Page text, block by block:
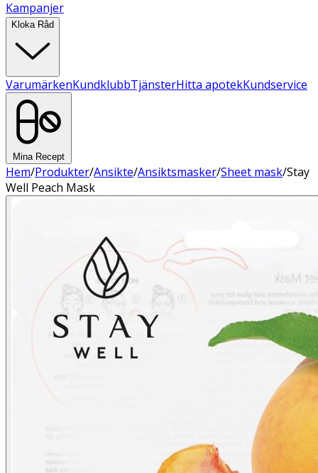
Kampanjer
Kloka Råd
VarumärkenKundklubbTjänsterHitta apotekKundservice
Mina Recept
Hem/Produkter/Ansikte/Ansiktsmasker/Sheet mask/Stay
Well Peach Mask